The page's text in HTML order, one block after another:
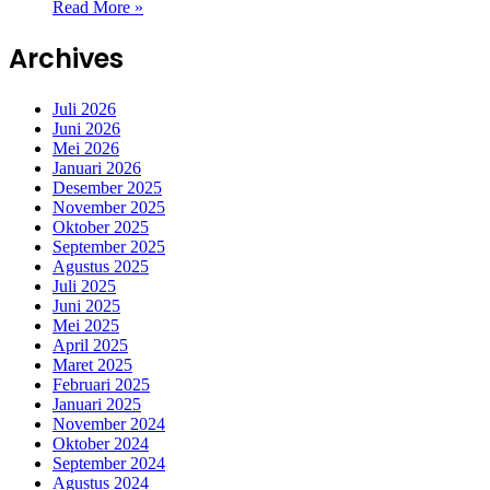
Read More »
Archives
Juli 2026
Juni 2026
Mei 2026
Januari 2026
Desember 2025
November 2025
Oktober 2025
September 2025
Agustus 2025
Juli 2025
Juni 2025
Mei 2025
April 2025
Maret 2025
Februari 2025
Januari 2025
November 2024
Oktober 2024
September 2024
Agustus 2024